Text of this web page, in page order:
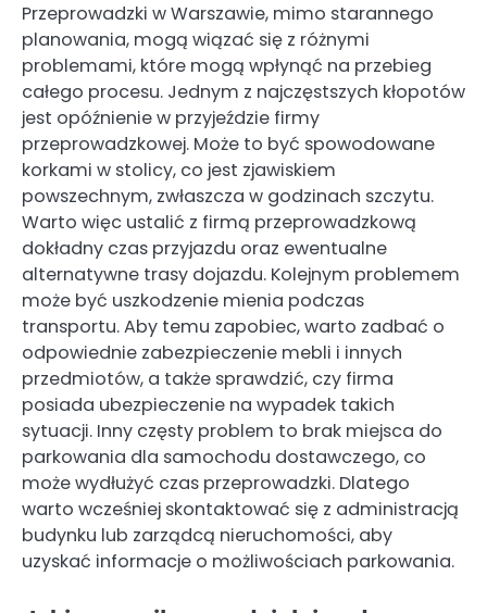
Przeprowadzki w Warszawie, mimo starannego
planowania, mogą wiązać się z różnymi
problemami, które mogą wpłynąć na przebieg
całego procesu. Jednym z najczęstszych kłopotów
jest opóźnienie w przyjeździe firmy
przeprowadzkowej. Może to być spowodowane
korkami w stolicy, co jest zjawiskiem
powszechnym, zwłaszcza w godzinach szczytu.
Warto więc ustalić z firmą przeprowadzkową
dokładny czas przyjazdu oraz ewentualne
alternatywne trasy dojazdu. Kolejnym problemem
może być uszkodzenie mienia podczas
transportu. Aby temu zapobiec, warto zadbać o
odpowiednie zabezpieczenie mebli i innych
przedmiotów, a także sprawdzić, czy firma
posiada ubezpieczenie na wypadek takich
sytuacji. Inny częsty problem to brak miejsca do
parkowania dla samochodu dostawczego, co
może wydłużyć czas przeprowadzki. Dlatego
warto wcześniej skontaktować się z administracją
budynku lub zarządcą nieruchomości, aby
uzyskać informacje o możliwościach parkowania.